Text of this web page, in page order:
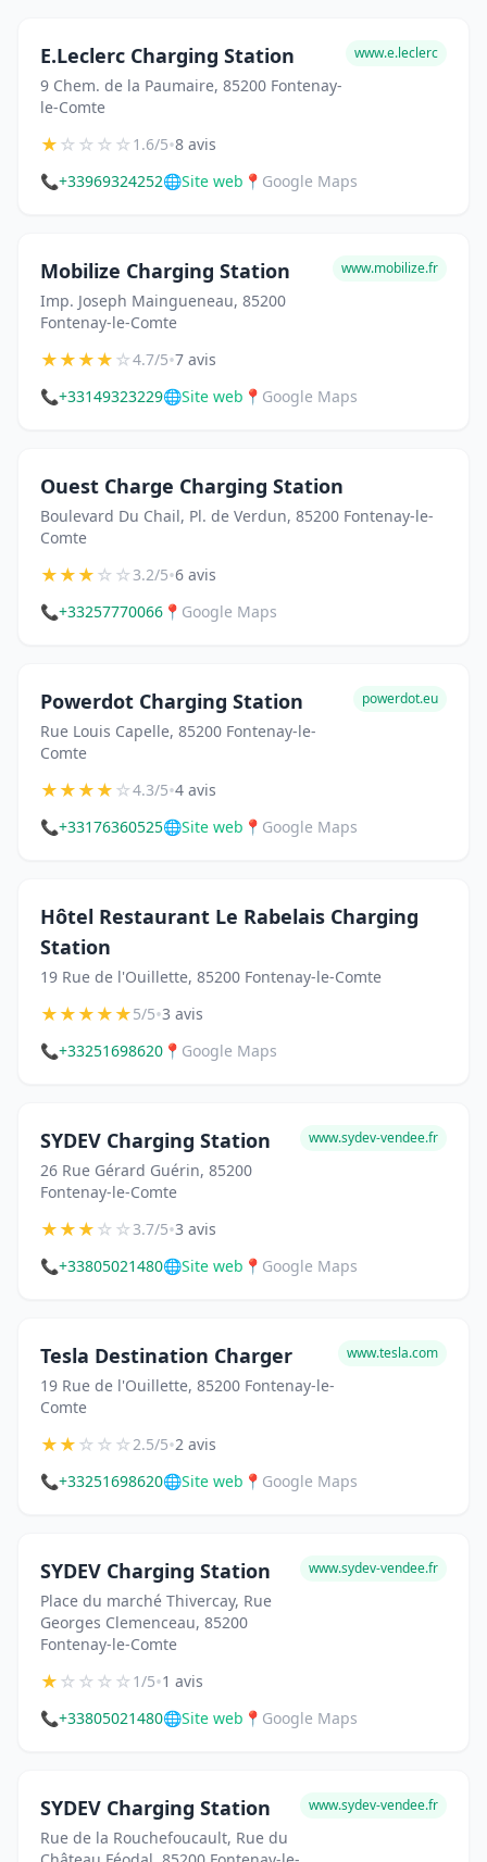
E.Leclerc Charging Station
9 Chem. de la Paumaire, 85200 Fontenay-
le-Comte
www.e.leclerc
★☆☆☆☆1.6/5•8 avis
📞+33969324252🌐Site web 📍 Google Maps
Mobilize Charging Station
Imp. Joseph Maingueneau, 85200
Fontenay-le-Comte
www.mobilize.fr
★★★★☆4.7/5•7 avis
📞+33149323229🌐Site web 📍 Google Maps
Ouest Charge Charging Station
Boulevard Du Chail, Pl. de Verdun, 85200 Fontenay-le-
Comte
★★★☆☆3.2/5•6 avis
📞+33257770066 📍 Google Maps
Powerdot Charging Station
Rue Louis Capelle, 85200 Fontenay-le-
Comte
powerdot.eu
★★★★☆4.3/5•4 avis
📞+33176360525🌐Site web 📍 Google Maps
Hôtel Restaurant Le Rabelais Charging
Station
19 Rue de l'Ouillette, 85200 Fontenay-le-Comte
★★★★★5/5•3 avis
📞+33251698620 📍 Google Maps
SYDEV Charging Station
26 Rue Gérard Guérin, 85200
Fontenay-le-Comte
www.sydev-vendee.fr
★★★☆☆3.7/5•3 avis
📞+33805021480🌐Site web 📍 Google Maps
Tesla Destination Charger
19 Rue de l'Ouillette, 85200 Fontenay-le-
Comte
www.tesla.com
★★☆☆☆2.5/5•2 avis
📞+33251698620🌐Site web 📍 Google Maps
SYDEV Charging Station
Place du marché Thivercay, Rue
Georges Clemenceau, 85200
Fontenay-le-Comte
www.sydev-vendee.fr
★☆☆☆☆1/5•1 avis
📞+33805021480🌐Site web 📍 Google Maps
SYDEV Charging Station
Rue de la Rouchefoucault, Rue du
www.sydev-vendee.fr